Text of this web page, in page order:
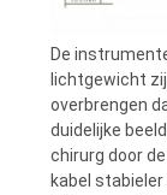
De
lichtgewicht
overbrengen
duidelijke
chirurg door
kabel